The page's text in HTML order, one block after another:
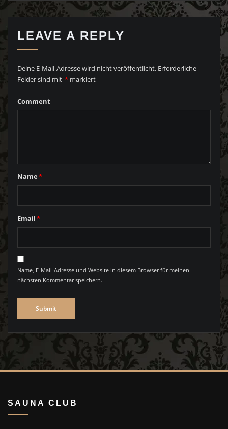
LEAVE A REPLY
Deine E-Mail-Adresse wird nicht veröffentlicht. Erforderliche
Felder sind mit * markiert
Comment
Name*
Email*
Name, E-Mail-Adresse und Website in diesem Browser für meinen
nächsten Kommentar speichern.
SAUNA CLUB